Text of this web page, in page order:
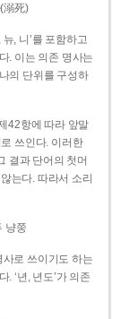
溺死)
, 니’를 포함하고
. 이는 의존 명사는
의 단위를 구성하
42항에 따라 앞말
쓰인다. 이러한
결과 단어의 첫머
는다. 따라서 소리
냥쭝
사로 쓰이기도 하는
‘년, 년도’가 의존